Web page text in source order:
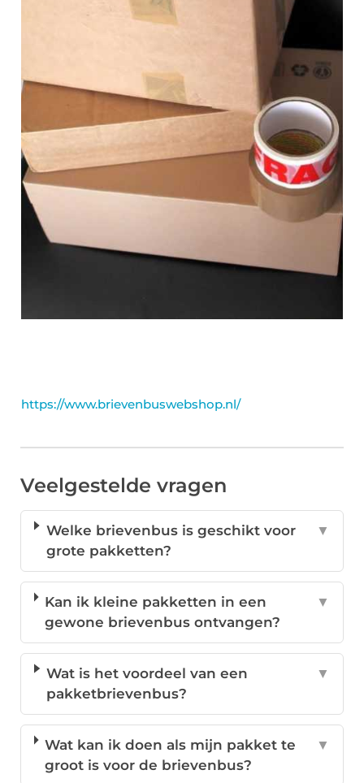
https://www.brievenbuswebshop.nl/
Veelgestelde vragen
Welke brievenbus is geschikt voor
grote pakketten?
▼
Kan ik kleine pakketten in een
gewone brievenbus ontvangen?
▼
Wat is het voordeel van een
pakketbrievenbus?
▼
Wat kan ik doen als mijn pakket te
groot is voor de brievenbus?
▼